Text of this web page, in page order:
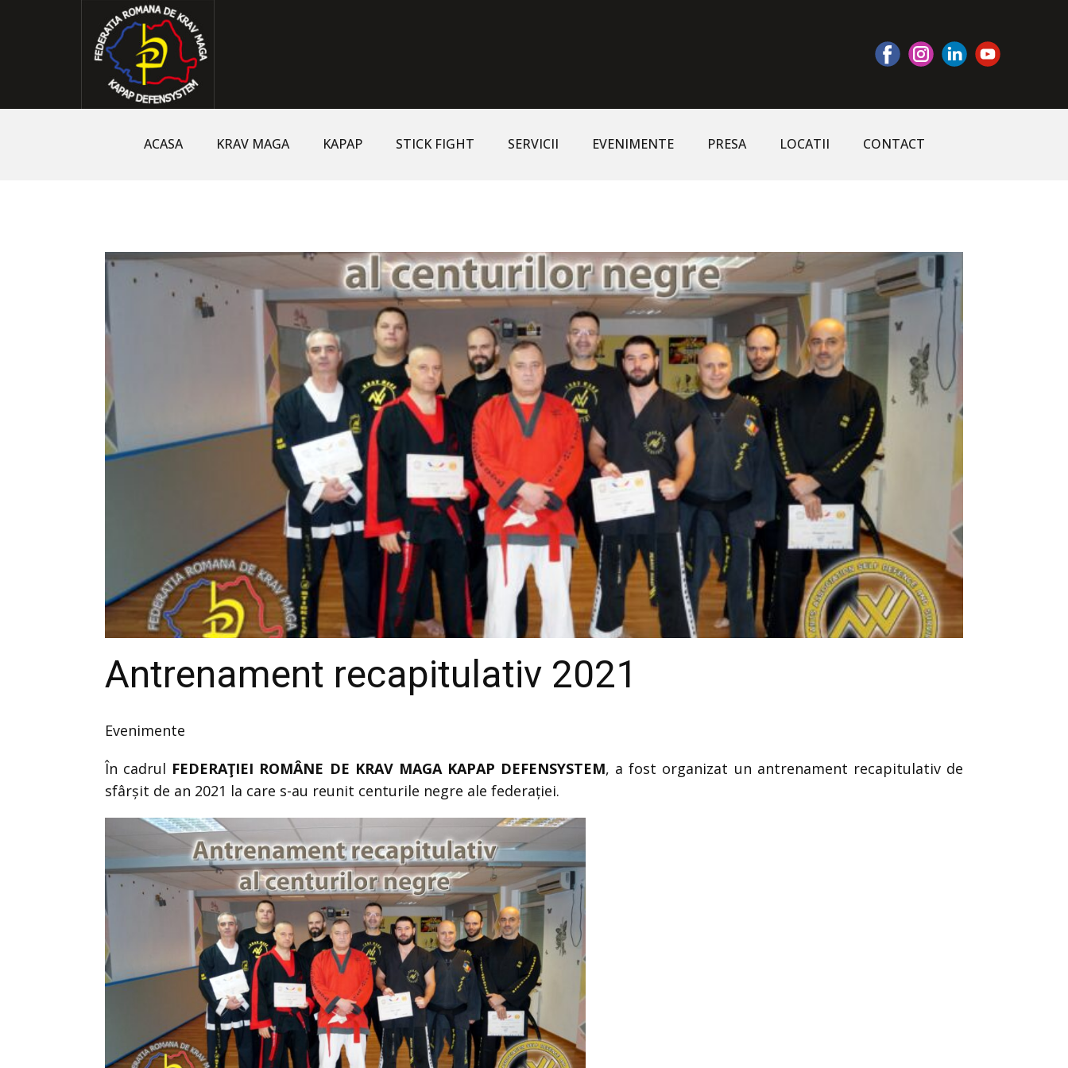
ACASA KRAV MAGA KAPAP STICK FIGHT SERVICII EVENIMENTE PRESA LOCATII CONTACT
Antrenament recapitulativ 2021
Evenimente
În cadrul FEDERAŢIEI ROMÂNE DE KRAV MAGA KAPAP DEFENSYSTEM, a fost organizat un antrenament recapitulativ de
sfârșit de an 2021 la care s-au reunit centurile negre ale federației.